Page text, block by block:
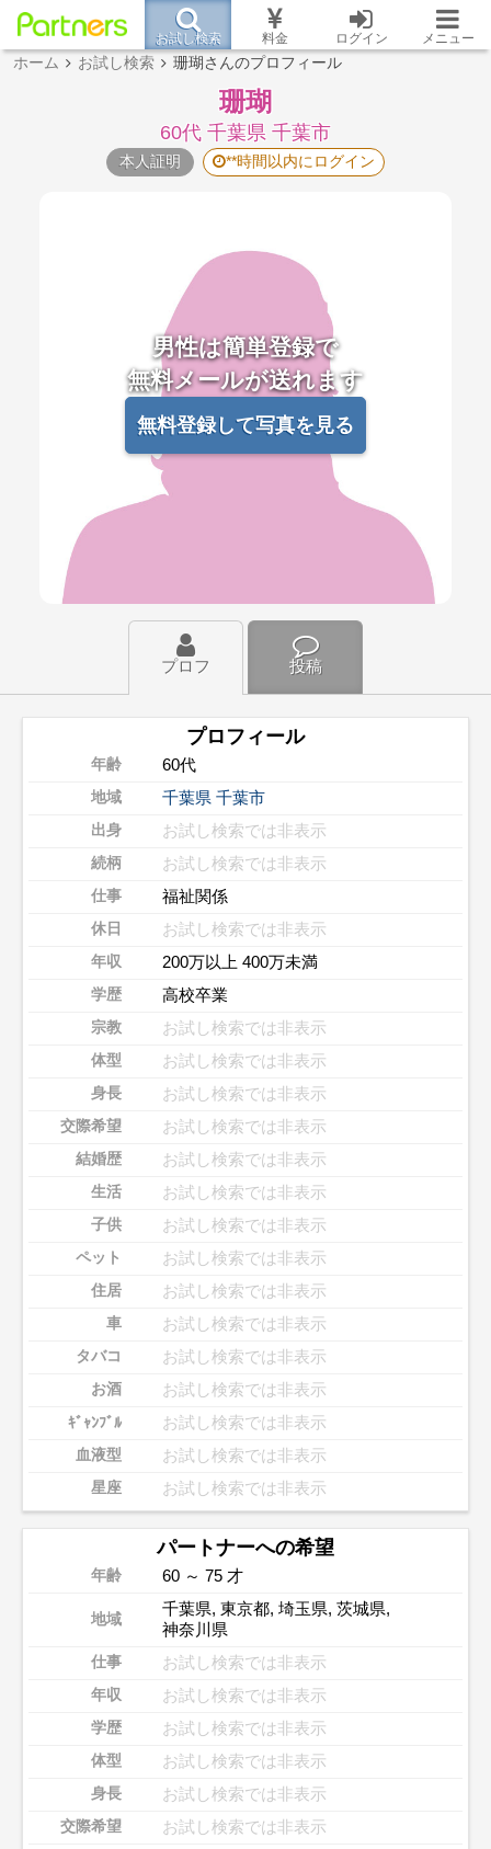
お試し検索 料金 ログイン メニュー
ホーム お試し検索 珊瑚さんのプロフィール
珊瑚
60代 千葉県 千葉市
本人証明 **時間以内にログイン
男性は簡単登録で
無料メールが送れます
無料登録して写真を見る
プロフ 投稿
プロフィール
年齢 60代
地域 千葉県 千葉市
出身 お試し検索では非表示
続柄 お試し検索では非表示
仕事 福祉関係
休日 お試し検索では非表示
年収 200万以上 400万未満
学歴 高校卒業
宗教 お試し検索では非表示
体型 お試し検索では非表示
身長 お試し検索では非表示
交際希望 お試し検索では非表示
結婚歴 お試し検索では非表示
生活 お試し検索では非表示
子供 お試し検索では非表示
ペット お試し検索では非表示
住居 お試し検索では非表示
車 お試し検索では非表示
タバコ お試し検索では非表示
お酒 お試し検索では非表示
ｷﾞｬﾝﾌﾞﾙ お試し検索では非表示
血液型 お試し検索では非表示
星座 お試し検索では非表示
パートナーへの希望
年齢 60 ～ 75 才
地域
千葉県, 東京都, 埼玉県, 茨城県,
神奈川県
仕事 お試し検索では非表示
年収 お試し検索では非表示
学歴 お試し検索では非表示
体型 お試し検索では非表示
身長 お試し検索では非表示
交際希望 お試し検索では非表示